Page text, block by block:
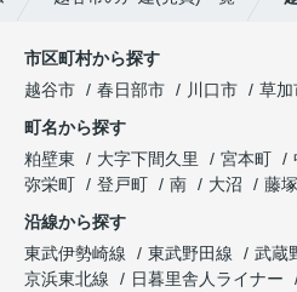
市区町村から探す
越谷市
春日部市 川口市
草加
町名から探す
粕壁東
大字下間久里 宮本町
弥栄町
登戸町 南 大沼
藤塚
沿線から探す
東武伊勢崎線
東武野田線 武蔵
京浜東北線
日暮里舎人ライナー